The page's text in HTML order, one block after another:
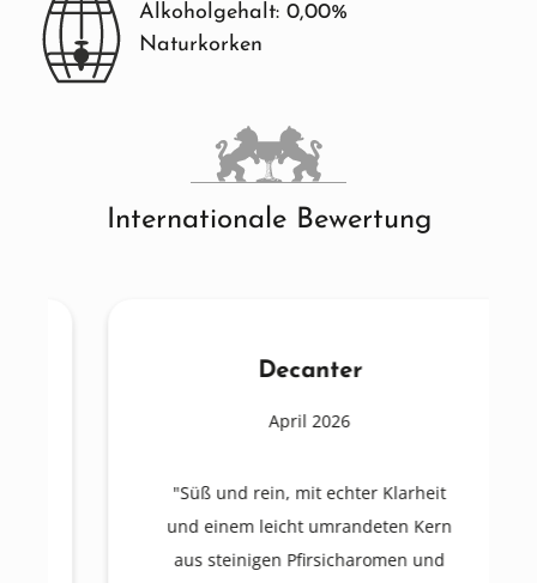
Alkoholgehalt: 0,00%
Naturkorken
Internationale Bewertung
Decanter
April 2026
"Süß und rein, mit echter Klarheit
und einem leicht umrandeten Kern
aus steinigen Pfirsicharomen und